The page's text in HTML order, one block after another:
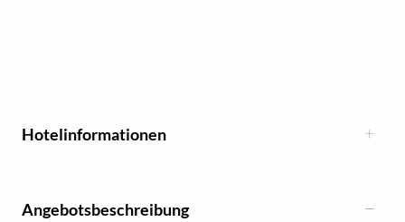
Hotelinformationen
Angebotsbeschreibung